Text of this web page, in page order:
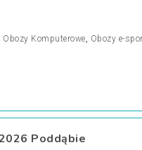
Obozy Komputerowe, Obozy e-
Poddąbie